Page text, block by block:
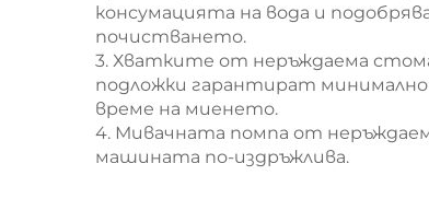
консумацията на вода и
почистването.
3. Хватките от неръждаема
подложки гарантират
време на миенето.
4. Мивачната помпа от
машината по-издръжлива.